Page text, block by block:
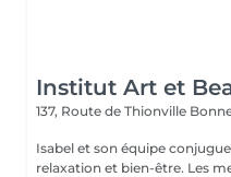
Institut Art et
137, Route de Thionville
Isabel et son équipe
relaxation et bien-être. Les meilleures marques esthétiques et